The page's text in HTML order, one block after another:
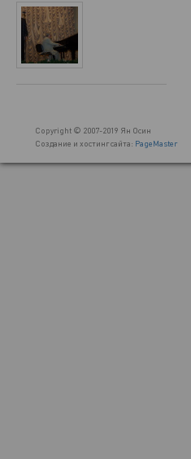
Copyright © 2007-2019 Ян Осин
Создание и хостинг сайта: PageMaster